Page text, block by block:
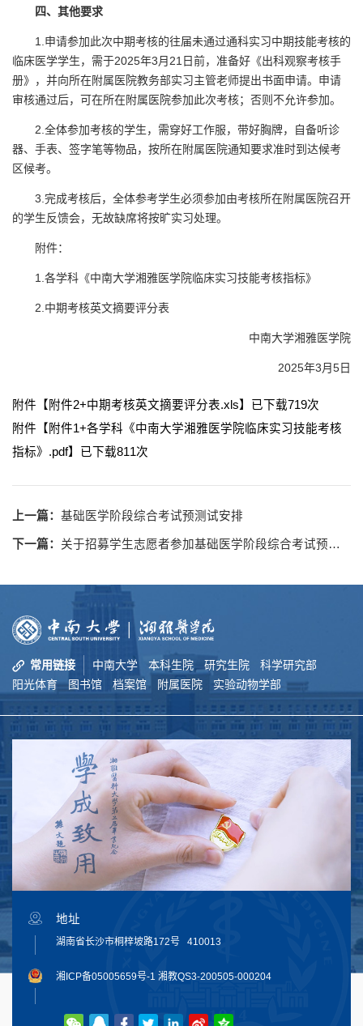
四、其他要求
1.申请参加此次中期考核的往届未通过通科实习中期技能考核的
临床医学学生，需于2025年3月21日前，准备好《出科观察考核手
册》，并向所在附属医院教务部实习主管老师提出书面申请。申请
审核通过后，可在所在附属医院参加此次考核；否则不允许参加。
2.全体参加考核的学生，需穿好工作服，带好胸牌，自备听诊
器、手表、签字笔等物品，按所在附属医院通知要求准时到达候考
区候考。
3.完成考核后，全体参考学生必须参加由考核所在附属医院召开
的学生反馈会，无故缺席将按旷实习处理。
附件：
1.各学科《中南大学湘雅医学院临床实习技能考核指标》
2.中期考核英文摘要评分表
中南大学湘雅医学院
2025年3月5日
附件【 附件2+中期考核英文摘要评分表.xls】已下载719次
附件【 附件1+各学科《中南大学湘雅医学院临床实习技能考核
指标》.pdf】已下载811次
上一篇： 基础医学阶段综合考试预测试安排
下一篇： 关于招募学生志愿者参加基础医学阶段综合考试预测试的通知
常用链接 中南大学 本科生院 研究生院
科学研究部
阳光体育
图书馆 档案馆 附属医院 实验动物学部
地址
湖南省长沙市桐梓坡路172号 410013
湘ICP备05005659号-1 湘教QS3-200505-000204